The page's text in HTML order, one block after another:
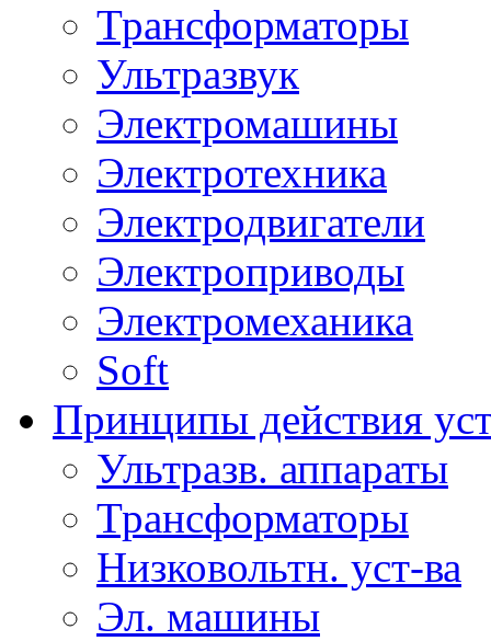
Трансформаторы
Ультразвук
Электромашины
Электротехника
Электродвигатели
Электроприводы
Электромеханика
Soft
Принципы действия
Ультразв. аппараты
Трансформаторы
Низковольтн. уст-ва
Эл. машины